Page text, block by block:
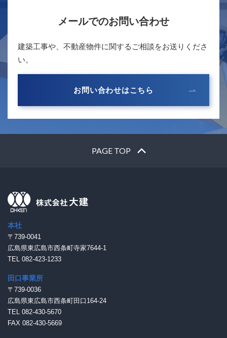
メールでのお問い合わせ
建築工事や、不動産物件に関するご相談をお送りくださ
い。
お問い合わせはこちら
PAGE TOP
本社
〒739-0041
広島県東広島市西条町寺家7644-1
TEL 082-423-1233
田口事業所
〒739-0036
広島県東広島市西条町田口164-24
TEL 082-430-5670
FAX 082-430-5669